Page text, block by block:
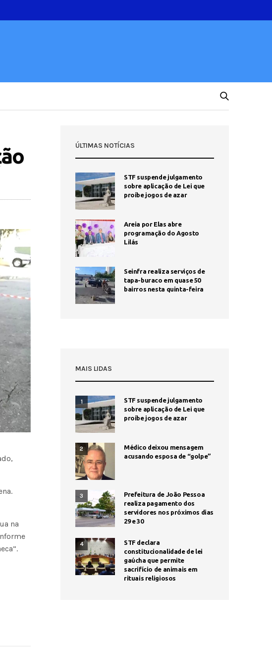
na
ÚLTIMAS NOTÍCIAS
STF suspende julgamento
sobre aplicação de Lei que
proíbe jogos de azar
Areia por Elas abre
programação do Agosto
Lilás
Seinfra realiza serviços de
tapa-buraco em quase 50
bairros nesta quinta-feira
MAIS LIDAS
1
STF suspende julgamento
sobre aplicação de Lei que
proíbe jogos de azar
2
Médico deixou mensagem
acusando esposa de “golpe”
3
Prefeitura de João Pessoa
realiza pagamento dos
servidores nos próximos dias
29 e 30
4
STF declara
constitucionalidade de lei
gaúcha que permite
sacrifício de animais em
rituais religiosos